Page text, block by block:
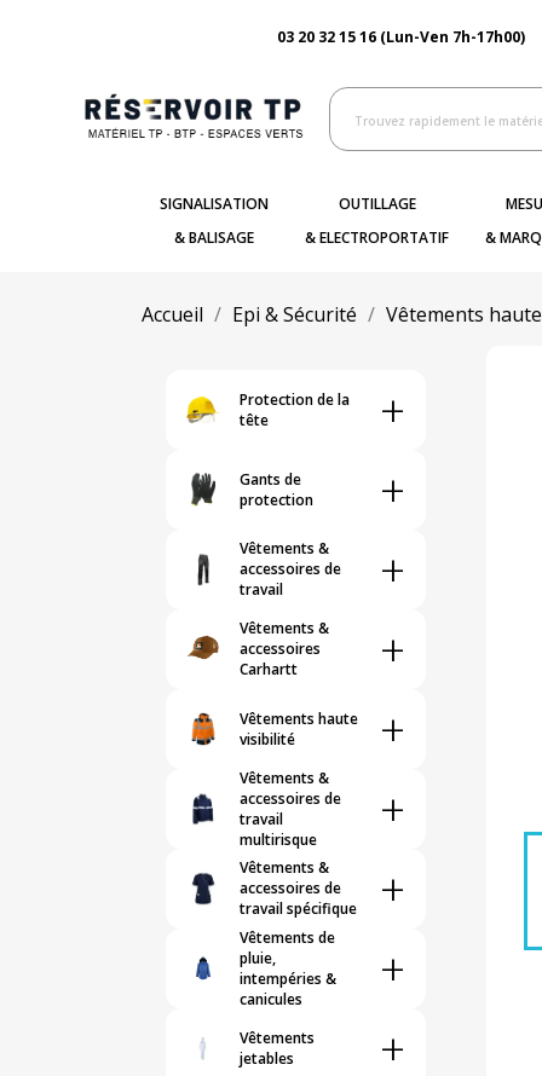
03 20 32 15 16 (Lun-Ven 7h-17h00)
SIGNALISATION
& BALISAGE
OUTILLAGE
& ELECTROPORTATIF
&
Accueil Epi & Sécurité Vêtements
Protection de la
tête
+
Gants de
protection
+
Vêtements &
accessoires de
travail
+
Vêtements &
accessoires
Carhartt
+
Vêtements haute
visibilité
+
Vêtements &
accessoires de
travail
multirisque
+
Vêtements &
accessoires de
travail spécifique
+
Vêtements de
pluie,
intempéries &
canicules
+
Vêtements
jetables
+